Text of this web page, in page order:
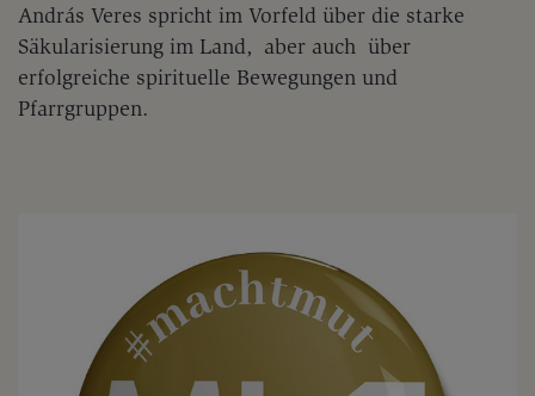
András Veres spricht im Vorfeld über die starke
Säkularisierung im Land, aber auch über
erfolgreiche spirituelle Bewegungen und
Pfarrgruppen.